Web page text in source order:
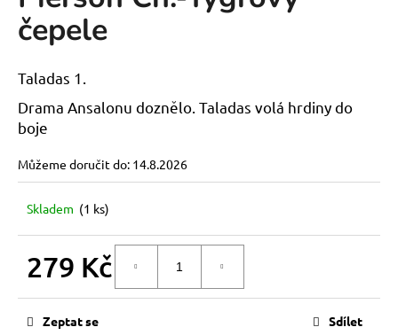
0,0
z
hvězdiček.
čepele
Taladas 1.
Drama Ansalonu doznělo. Taladas volá hrdiny do
boje
Můžeme doručit do: 14.8.2026
Skladem (1 ks)
279 Kč
Zeptat se Sdílet
a
j
í
t
?
D
o
p